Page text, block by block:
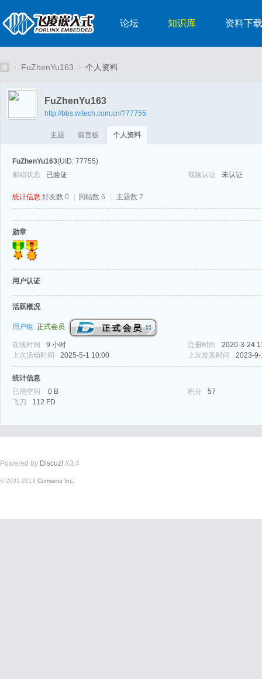
论坛 知识库 资料下载
嵌
爱
›
FuZhenYu163
›
个人资料
FuZhenYu163
http://bbs.witech.com.cn/?77755
主题 留言板 个人资料
FuZhenYu163(UID: 77755)
邮箱状态
已验证 视频认证 未认证
统计信息 好友数 0 回帖数 6 主题数 7
勋章
用户认证
活跃概况
用户组 正式会员
在线时间 9 小时 注册时间
2020-3-24
上次活动时间
2025-5-1 10:00 上次发表时间 2023-
统计信息
已用空间
0 B 积分
57
飞刀
112 FD
Powered by Discuz! X3.4
© 2001-2013 Comsenz Inc.